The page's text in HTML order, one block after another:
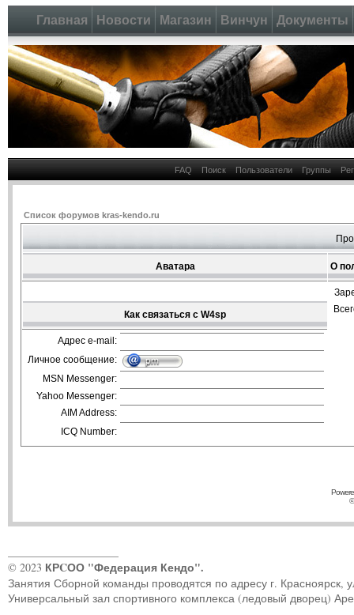
Главная Новости Магазин Винчун Документы
FAQ Поиск Пользователи Группы
Список форумов kras-kendo.ru
Аватара О
Как связаться с W4sp
Адрес e-mail:
Личное сообщение:
MSN Messenger:
Yahoo Messenger:
AIM Address:
ICQ Number:
© 2023 КРCОО "Федерация Кендо".
Занятия Сборной команды проводятся по адресу г. Красноярск,
Универсальный зал спортивного комплекса (ледовый дворец)